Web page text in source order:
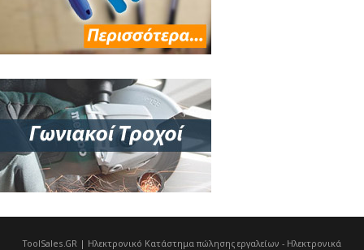
ToolSales.GR | Ηλεκτρονικό Κατάστημα πώλησης εργαλείων - Ηλεκτρονικά